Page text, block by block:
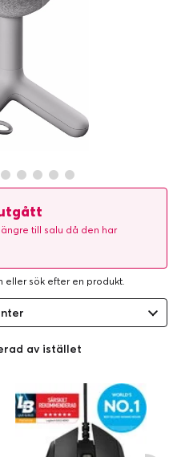
till salu då den har
eller sök efter en produkt.
av istället